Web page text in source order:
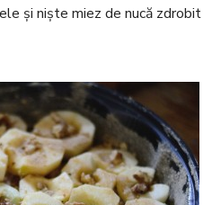
și niște miez de nucă zdrobit